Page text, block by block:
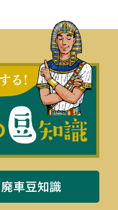
車豆知識